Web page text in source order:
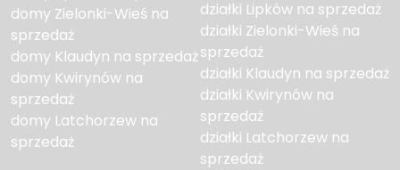
domy Zielonki-Wieś na
sprzedaż
domy Klaudyn na sprzedaż
domy Kwirynów na
sprzedaż
domy Latchorzew na
sprzedaż
działki Lipków na sprzedaż
działki Zielonki-Wieś na
sprzedaż
działki Klaudyn na sprzedaż
działki Kwirynów na
sprzedaż
działki Latchorzew na
sprzedaż